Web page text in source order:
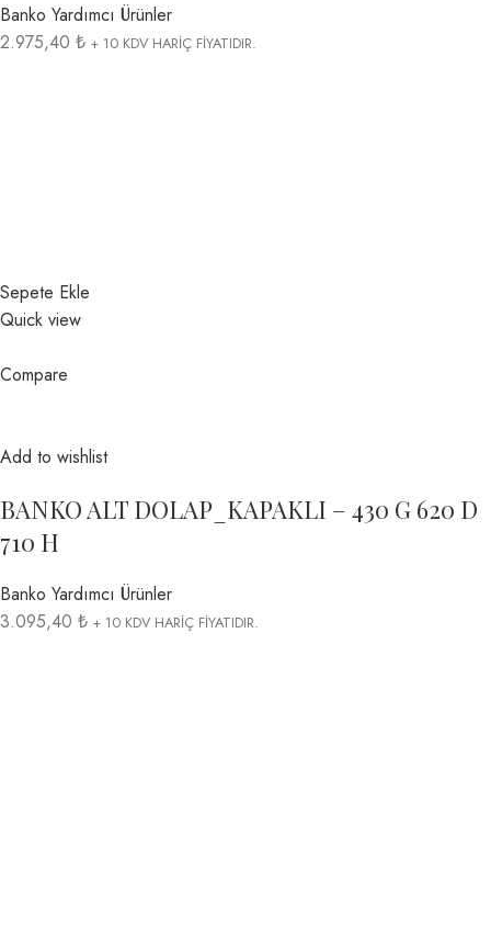
Banko Yardımcı Ürünler
2.975,40 ₺ + 10 KDV HARİÇ FİYATIDIR.
Sepete Ekle
Quick view
Compare
Add to wishlist
BANKO ALT DOLAP_KAPAKLI – 430 G 620 D
710 H
Banko Yardımcı Ürünler
3.095,40 ₺ + 10 KDV HARİÇ FİYATIDIR.